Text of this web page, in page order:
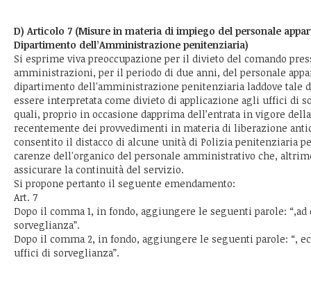
D) Articolo 7 (Misure in materia di impiego del personale
Dipartimento dell’Amministrazione penitenziaria)
Si esprime viva preoccupazione per il divieto del comando
amministrazioni, per il periodo di due anni, del personale
dipartimento dell'amministrazione penitenziaria laddove tale
essere interpretata come divieto di applicazione agli uffici di
quali, proprio in occasione dapprima dell’entrata in vigore
recentemente dei provvedimenti in materia di liberazione
consentito il distacco di alcune unità di Polizia penitenziaria
carenze dell'organico del personale amministrativo che,
assicurare la continuità del servizio.
Si propone pertanto il seguente emendamento:
Art. 7
Dopo il comma 1, in fondo, aggiungere le seguenti parole:
sorveglianza”.
Dopo il comma 2, in fondo, aggiungere le seguenti parole: “,
uffici di sorveglianza”.